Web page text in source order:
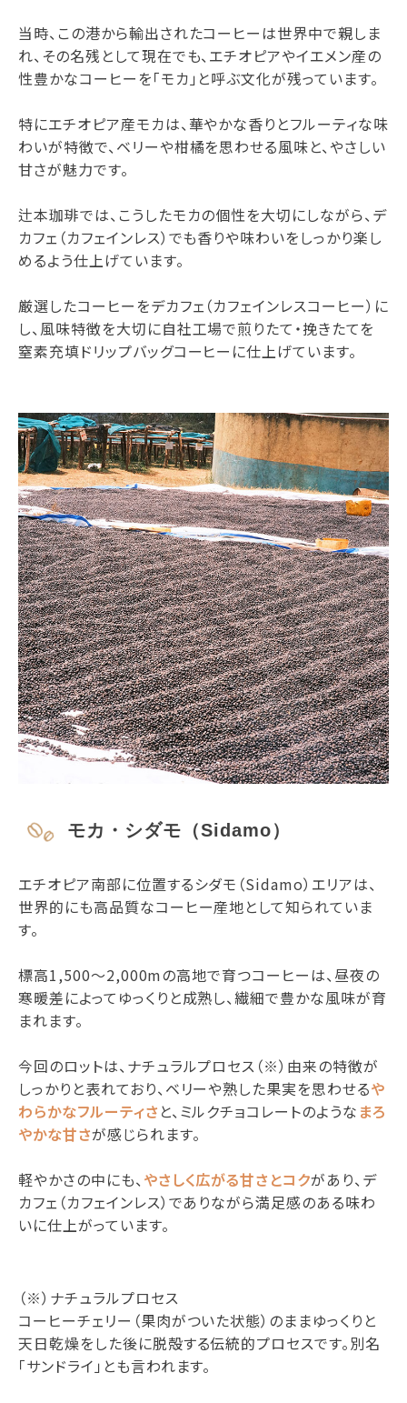
当時、この港から輸出されたコーヒーは世界中で親しま
れ、その名残として現在でも、エチオピアやイエメン産の
性豊かなコーヒーを「モカ」と呼ぶ文化が残っています。
特にエチオピア産モカは、華やかな香りとフルーティな味
わいが特徴で、ベリーや柑橘を思わせる風味と、やさしい
甘さが魅力です。
辻本珈琲では、こうしたモカの個性を大切にしながら、デ
カフェ（カフェインレス）でも香りや味わいをしっかり楽し
めるよう仕上げています。
厳選したコーヒーをデカフェ（カフェインレスコーヒー）に
し、風味特徴を大切に自社工場で煎りたて・挽きたてを
窒素充填ドリップバッグコーヒーに仕上げています。
モカ・シダモ（Sidamo）
エチオピア南部に位置するシダモ（Sidamo）エリアは、
世界的にも高品質なコーヒー産地として知られていま
す。
標高1,500～2,000mの高地で育つコーヒーは、昼夜の
寒暖差によってゆっくりと成熟し、繊細で豊かな風味が育
まれます。
今回のロットは、ナチュラルプロセス（※）由来の特徴が
しっかりと表れており、ベリーや熟した果実を思わせるや
わらかなフルーティさ と、ミルクチョコレートのような まろ
やかな甘さが感じられます。
軽やかさの中にも、やさしく広がる甘さとコクがあり、デ
カフェ（カフェインレス）でありながら満足感のある味わ
いに仕上がっています。
（※）ナチュラルプロセス
コーヒーチェリー（果肉がついた状態）のままゆっくりと
天日乾燥をした後に脱殻する伝統的プロセスです。別名
「サンドライ」とも言われます。